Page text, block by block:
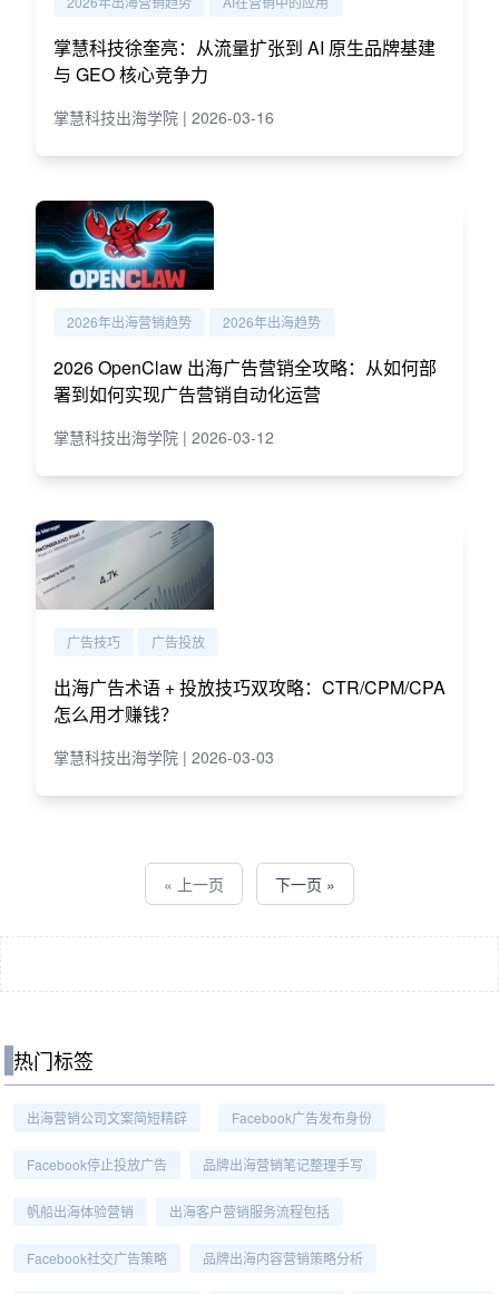
掌慧科技徐奎亮：从流量扩张到 AI 原生品牌基建
与 GEO 核心竞争力
掌慧科技出海学院 | 2026-03-16
2026年出海营销趋势 2026年出海趋势
2026 OpenClaw 出海广告营销全攻略：从如何部
署到如何实现广告营销自动化运营
掌慧科技出海学院 | 2026-03-12
广告技巧 广告投放
出海广告术语 + 投放技巧双攻略：CTR/CPM/CPA
怎么用才赚钱？
掌慧科技出海学院 | 2026-03-03
« 上一页 下一页 »
热门标签
出海营销公司文案简短精辟 Facebook广告发布身份
Facebook停止投放广告 品牌出海营销笔记整理手写
帆船出海体验营销 出海客户营销服务流程包括
Facebook社交广告策略 品牌出海内容营销策略分析